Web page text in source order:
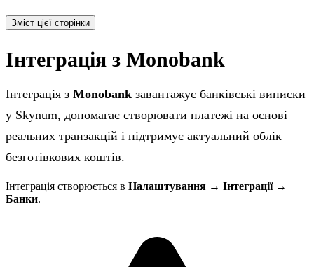
Зміст цієї сторінки
Інтеграція з Monobank
Інтеграція з Monobank завантажує банківські виписки
у Skynum, допомагає створювати платежі на основі
реальних транзакцій і підтримує актуальний облік
безготівкових коштів.
Інтеграція створюється в Налаштування → Інтеграції →
Банки.